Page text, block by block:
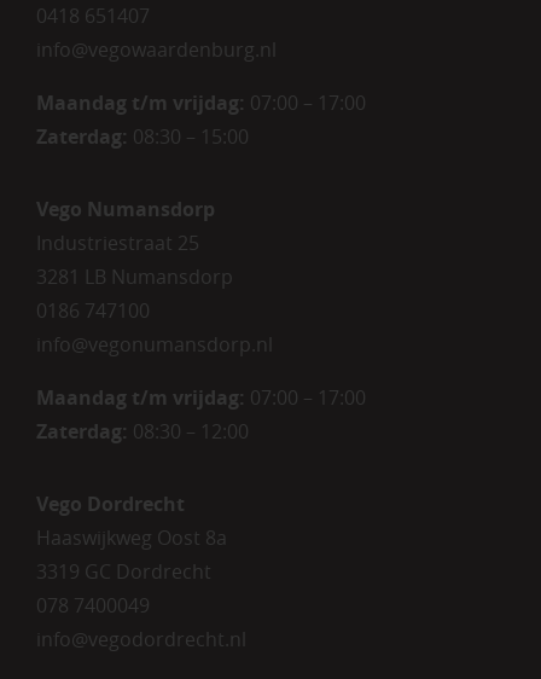
0418 651407
info@vegowaardenburg.nl
Maandag t/m vrijdag: 07:00 – 17:00
Zaterdag: 08:30 – 15:00
Vego Numansdorp
Industriestraat 25
3281 LB Numansdorp
0186 747100
info@vegonumansdorp.nl
Maandag t/m vrijdag: 07:00 – 17:00
Zaterdag: 08:30 – 12:00
Vego Dordrecht
Haaswijkweg Oost 8a
3319 GC Dordrecht
078 7400049
info@vegodordrecht.nl